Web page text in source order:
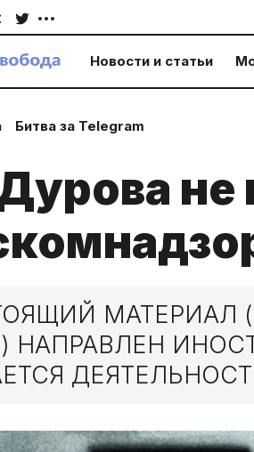
Новости и статьи
Битва за Telegram
не
МАТЕРИАЛ
НАПРАВЛЕН